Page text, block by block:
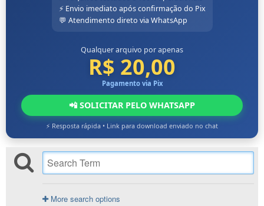
⚡ Envio imediato após confirmação do Pix
💬 Atendimento direto via WhatsApp
Qualquer arquivo por apenas
R$ 20,00
Pagamento via Pix
📲 SOLICITAR PELO WHATSAPP
⚡ Resposta rápida • Link para download enviado no chat
More search options